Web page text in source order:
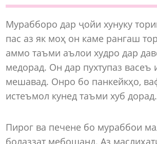
Мурабборо дар ҷойи хунуку
пас аз як моҳ он каме рангаш
аммо таъми аълои худро дар
медорад. Он дар пухтупаз васеъ
мешавад. Онро бо панкейкҳо,
истеъмол кунед таъми хуб дорад.
Пирог ва печене бо мураббои